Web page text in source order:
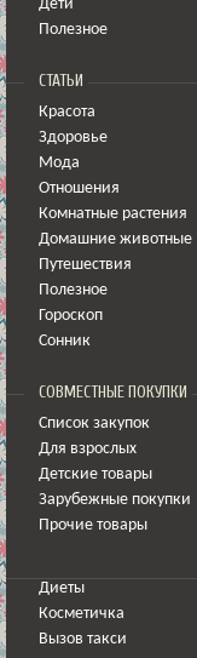
Дети
Полезное
СТАТЬИ
Красота
Здоровье
Мода
Отношения
Комнатные растения
Домашние животные
Путешествия
Полезное
Гороскоп
Сонник
СОВМЕСТНЫЕ ПОКУПКИ
Список закупок
Для взрослых
Детские товары
Зарубежные покупки
Прочие товары
Диеты
Косметичка
Вызов такси